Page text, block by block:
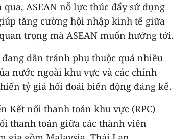
ASEAN nỗ lực thúc đẩy sử dụng
tăng cường hội nhập kinh tế giữa
trọng mà ASEAN muốn hướng tới.
dần tránh phụ thuộc quá nhiều
nước ngoài khu vực và các chính
tỷ giá hối đoái biến động đáng kể.
Kết nối thanh toán khu vực (RPC)
thanh toán giữa các thành viên